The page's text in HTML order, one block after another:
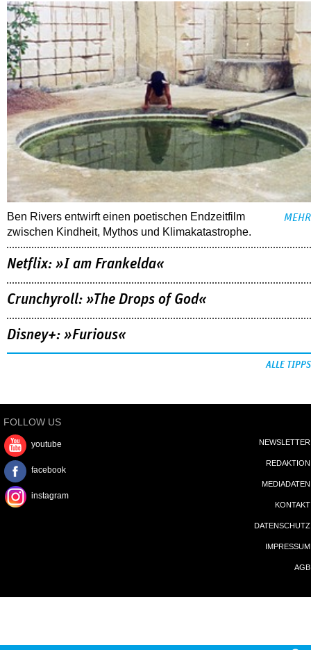
Ben Rivers entwirft einen poetischen Endzeitfilm
zwischen Kindheit, Mythos und Klimakatastrophe.
MEHR
Netflix: »I am Frankelda«
Crunchyroll: »The Drops of God«
Disney+: »Furious«
ALLE TIPPS
FOLLOW US
youtube
facebook
instagram
NEWSLETTER
REDAKTION
MEDIADATEN
KONTAKT
DATENSCHUTZ
IMPRESSUM
AGB